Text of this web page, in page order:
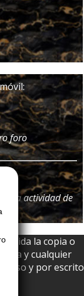
foro
la actividad de
la copia o
y cualquier
y por escrito